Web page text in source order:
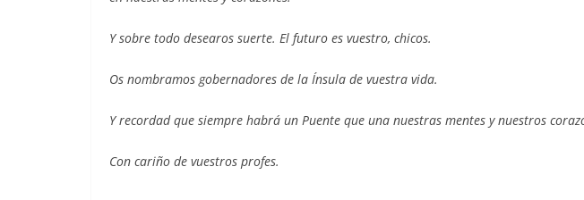
Y sobre todo desearos suerte. El futuro es vuestro, chicos.
Os nombramos gobernadores de la Ínsula de vuestra vida.
Y recordad que siempre habrá un Puente que una nuestras mentes y nuestros
Con cariño de vuestros profes.